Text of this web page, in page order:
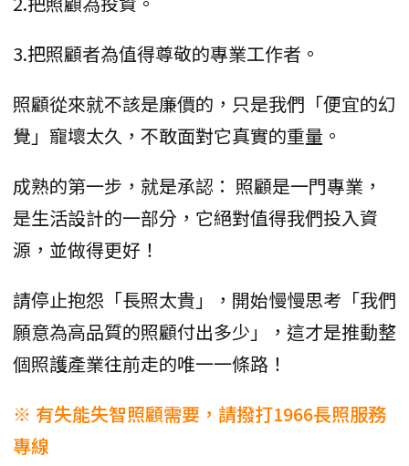
3.把照顧者為值得尊敬的專業工作者。
照顧從來就不該是廉價的，只是我們「便宜的幻
覺」寵壞太久，不敢面對它真實的重量。
成熟的第一步，就是承認： 照顧是一門專業，
是生活設計的一部分，它絕對值得我們投入資
源，並做得更好！
請停止抱怨「長照太貴」，開始慢慢思考「我們
願意為高品質的照顧付出多少」，這才是推動整
個照護產業往前走的唯一一條路！
※ 有失能失智照顧需要，請撥打1966長照服務
專線